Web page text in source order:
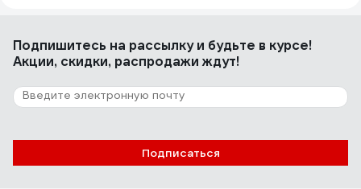
Подпишитесь на рассылкуи будьте в курсе!
Акции, скидки, распродажи ждут!
Подписаться